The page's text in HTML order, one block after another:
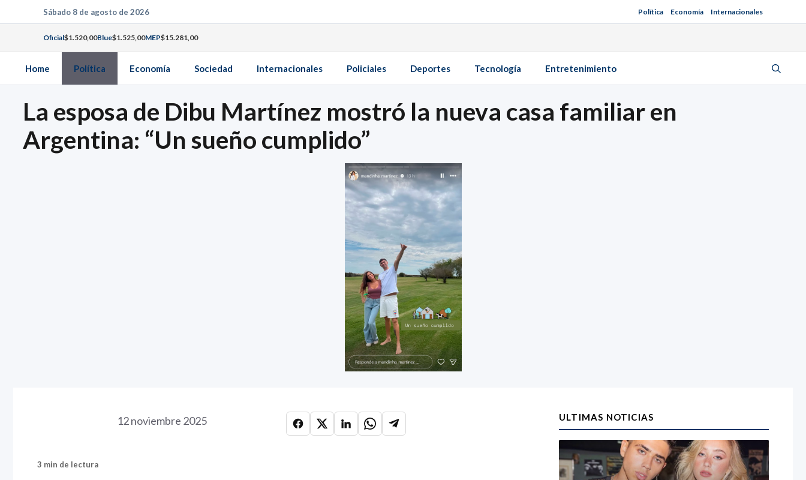
al
contenido
Sábado 8 de agosto de 2026 Política Economía Internacionales
Oficial$1.520,00Blue$1.525,00MEP$15.281,00
Home Política Economía Sociedad Internacionales Policiales Deportes Tecnología Entretenimiento
La esposa de Dibu Martínez mostró la nueva casa familiar en
Argentina: “Un sueño cumplido”
12 noviembre 2025
3 min de lectura
ULTIMAS NOTICIAS